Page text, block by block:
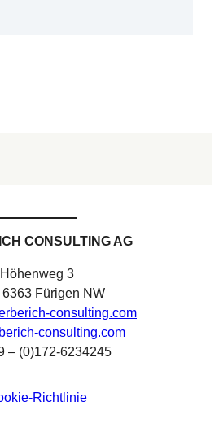
CONSULTING AG
Höhenweg 3
Fürigen NW
consulting.com
consulting.com
– (0)172-6234245
Richtlinie